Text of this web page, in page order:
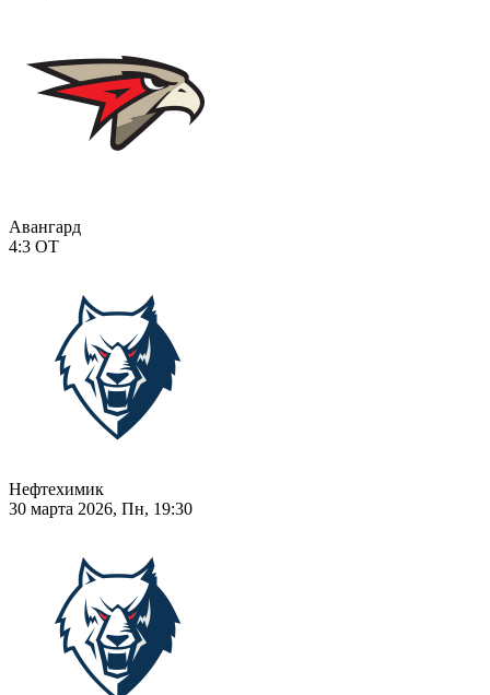
Авангард
4:3 ОТ
Нефтехимик
30 марта 2026, Пн, 19:30